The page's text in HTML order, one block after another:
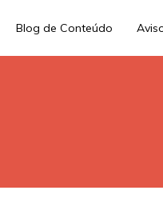
Blog de Conteúdo